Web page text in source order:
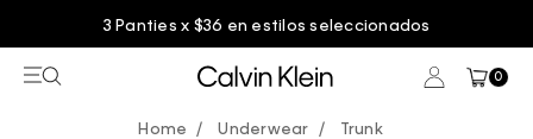
3 Panties x $36 en estilos seleccionados
0
Underwear Trunk